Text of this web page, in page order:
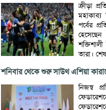
ক্রীড়া
পর্বের
তারা।
শনিবার থেকে শুরু সাউথ এশিয়া
নিজস্ব